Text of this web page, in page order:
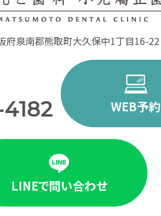
府泉南郡熊取町大久保中1丁目16-22
WEB予約
LINEで問い合わせ